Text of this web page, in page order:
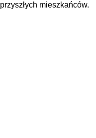
przyszłych mieszkańców.